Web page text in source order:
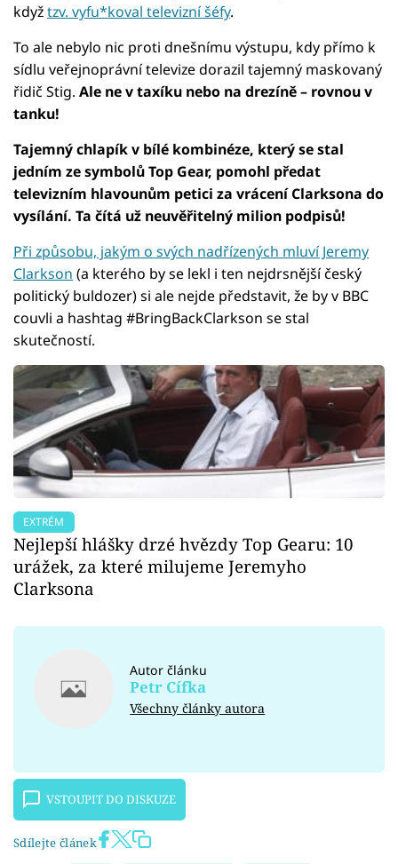
kdyžtzv. vyfu*koval televizní šéfy.
To ale nebylo nic proti dnešnímu výstupu, kdy přímo k
sídlu veřejnoprávní televize dorazil tajemný maskovaný
řidič Stig. Ale ne v taxíku nebo na drezíně – rovnou v
tanku!
Tajemný chlapík v bílé kombinéze, který se stal
jedním ze symbolů Top Gear, pomohl předat
televizním hlavounům petici za vrácení Clarksona do
vysílání. Ta čítá už neuvěřitelný milion podpisů!
Při způsobu, jakým o svých nadřízených mluví Jeremy
Clarkson (a kterého by se lekl i ten nejdrsnější český
politický buldozer) si ale nejde představit, že by v BBC
couvli a hashtag #BringBackClarkson se stal
skutečností.
EXTRÉM
Nejlepší hlášky drzé hvězdy Top Gearu: 10
urážek, za které milujeme Jeremyho
Clarksona
Autor článku
Petr Cífka
Všechny články autora
VSTOUPIT DO DISKUZE
Sdílejte článek